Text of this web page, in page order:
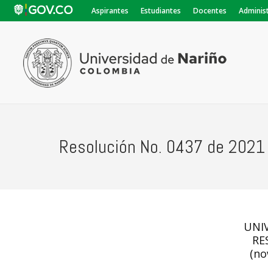
Aspirantes Estudiantes Docentes
Resolución No. 0437 de 2021